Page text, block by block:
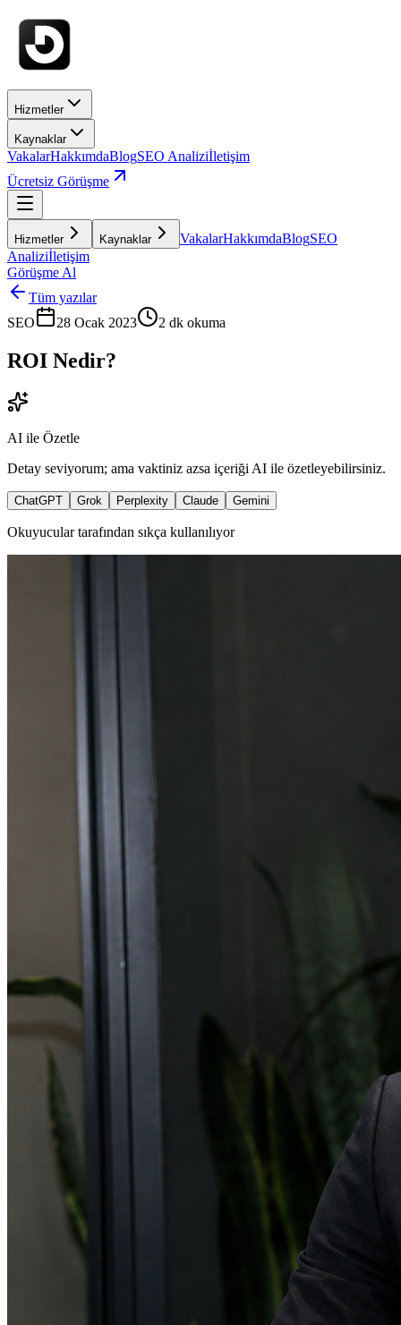
Hizmetler
Kaynaklar
VakalarHakkımdaBlogSEO Analiziİletişim
Ücretsiz Görüşme
Hizmetler Kaynaklar VakalarHakkımdaBlogSEO
Analiziİletişim
Görüşme Al
Tüm yazılar
SEO
28 Ocak 2023 2 dk okuma
ROI Nedir?
AI ile Özetle
Detay seviyorum; ama vaktiniz azsa içeriği AI ile özetleyebilirsiniz.
ChatGPT Grok Perplexity Claude Gemini
Okuyucular tarafından sıkça kullanılıyor